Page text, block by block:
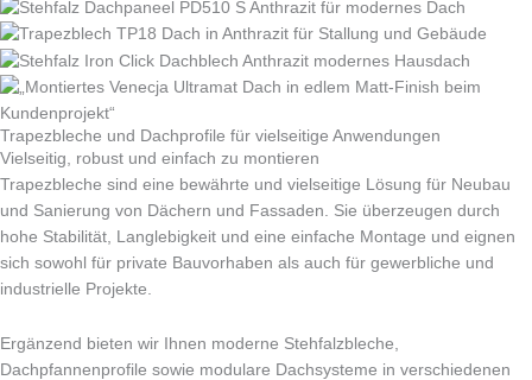
Trapezbleche und Dachprofile für vielseitige Anwendungen
Vielseitig, robust und einfach zu montieren
Trapezbleche sind eine bewährte und vielseitige Lösung für Neubau
und Sanierung von Dächern und Fassaden. Sie überzeugen durch
hohe Stabilität, Langlebigkeit und eine einfache Montage und eignen
sich sowohl für private Bauvorhaben als auch für gewerbliche und
industrielle Projekte.
Ergänzend bieten wir Ihnen moderne Stehfalzbleche,
Dachpfannenprofile sowie modulare Dachsysteme in verschiedenen